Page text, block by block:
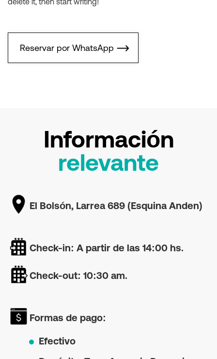
Reservar por WhatsApp
Información
relevante
El Bolsón, Larrea 689 (Esquina Anden)
Check-in: A partir de las 14:00 hs.
Check-out: 10:30 am.
Formas de pago:
Efectivo